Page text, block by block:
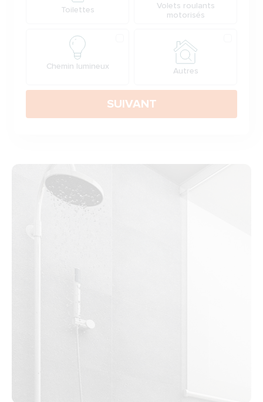
Toilettes
Chemin lumineux
Volets roulants
motorisés
Autres
SUIVANT